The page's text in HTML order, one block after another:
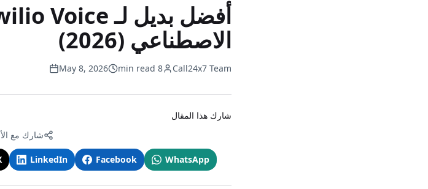
الاصطناعي (2026)
May 8, 2026 8 min read Call24x7 Team
شارك هذا المقال
شارك مع
WhatsApp
Facebook
LinkedIn